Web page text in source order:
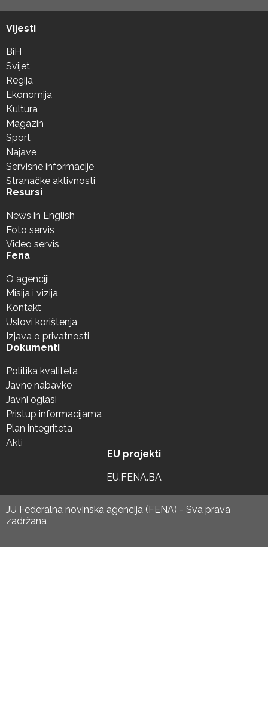
Vijesti
BiH
Svijet
Regija
Ekonomija
Kultura
Magazin
Sport
Najave
Servisne informacije
Stranačke aktivnosti
Resursi
News in English
Foto servis
Video servis
Fena
O agenciji
Misija i vizija
Kontakt
Uslovi korištenja
Izjava o privatnosti
Dokumenti
Politika kvaliteta
Javne nabavke
Javni oglasi
Pristup informacijama
Plan integriteta
Akti
EU projekti
EU.FENA.BA
JU Federalna novinska agencija (FENA) - Sva prava
zadržana